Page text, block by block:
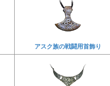
アスク族の戦闘用首飾り